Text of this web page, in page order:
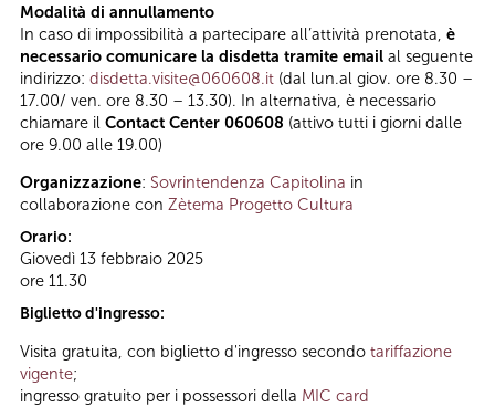
Modalità di annullamento
In caso di impossibilità a partecipare all’attività prenotata, è
necessario comunicare la disdetta tramite email al seguente
indirizzo: disdetta.visite@060608.it (dal lun.al giov. ore 8.30 –
17.00/ ven. ore 8.30 – 13.30). In alternativa, è necessario
chiamare il Contact Center 060608 (attivo tutti i giorni dalle
ore 9.00 alle 19.00)
Organizzazione: Sovrintendenza Capitolina in
collaborazione con Zètema Progetto Cultura
Orario:
Giovedì 13 febbraio 2025
ore 11.30
Biglietto d'ingresso:
Visita gratuita, con biglietto d'ingresso secondo tariffazione
vigente;
ingresso gratuito per i possessori della MIC card